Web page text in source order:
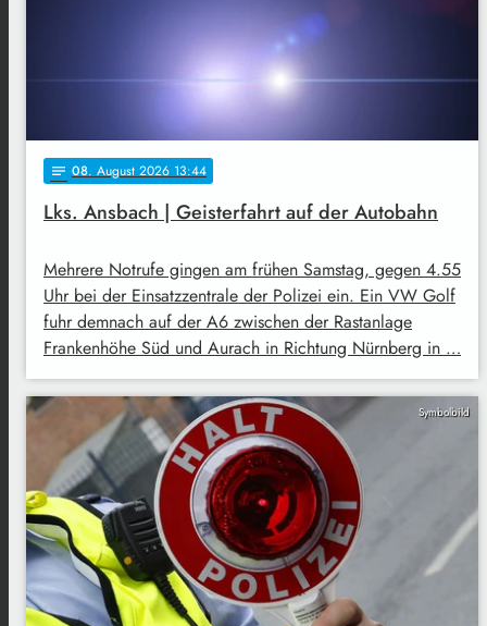
notes 08. August 2026 13:44
Lks. Ansbach | Geisterfahrt auf der Autobahn
Mehrere Notrufe gingen am frühen Samstag, gegen 4.55
Uhr bei der Einsatzzentrale der Polizei ein. Ein VW Golf
fuhr demnach auf der A6 zwischen der Rastanlage
Frankenhöhe Süd und Aurach in Richtung Nürnberg in …
Symbolbild